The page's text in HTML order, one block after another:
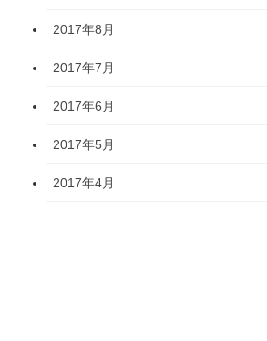
2017年8月
2017年7月
2017年6月
2017年5月
2017年4月